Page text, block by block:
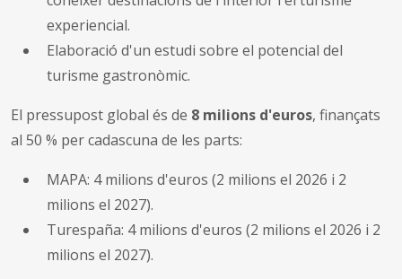
experiencial.
Elaboració d'un estudi sobre el potencial del
turisme gastronòmic.
El pressupost global és de 8 milions d'euros, finançats
al 50 % per cadascuna de les parts:
MAPA: 4 milions d'euros (2 milions el 2026 i 2
milions el 2027).
Turespaña: 4 milions d'euros (2 milions el 2026 i 2
milions el 2027).